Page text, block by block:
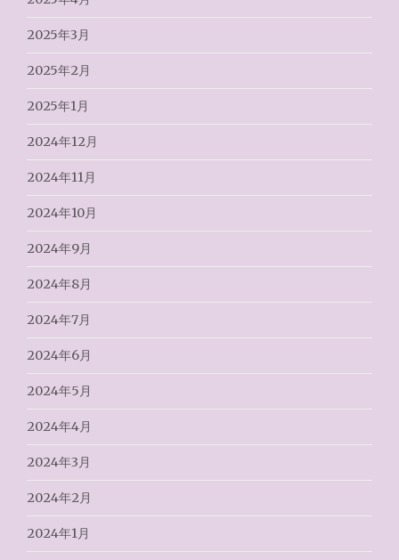
2025年3月
2025年2月
2025年1月
2024年12月
2024年11月
2024年10月
2024年9月
2024年8月
2024年7月
2024年6月
2024年5月
2024年4月
2024年3月
2024年2月
2024年1月